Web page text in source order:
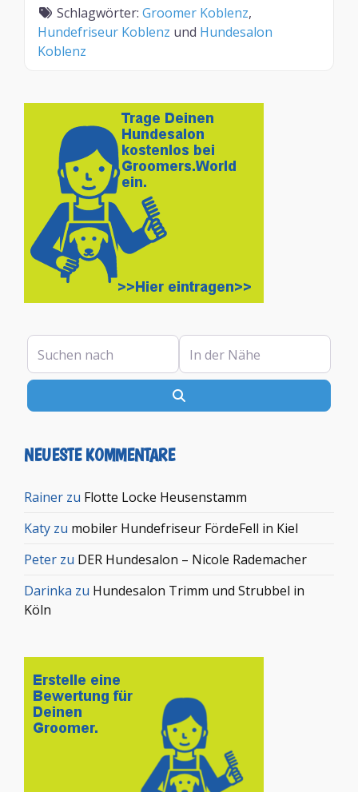
Schlagwörter: Groomer Koblenz,
Hundefriseur Koblenz und Hundesalon
Koblenz
Suchen nach In der Nähe
NEUESTE KOMMENTARE
Rainer zu Flotte Locke Heusenstamm
Katy zu mobiler Hundefriseur FördeFell in Kiel
Peter zu DER Hundesalon – Nicole Rademacher
Darinka zu Hundesalon Trimm und Strubbel in
Köln